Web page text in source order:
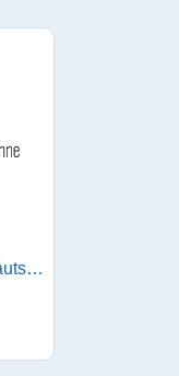
Mission Locale des Hauts de Garonne